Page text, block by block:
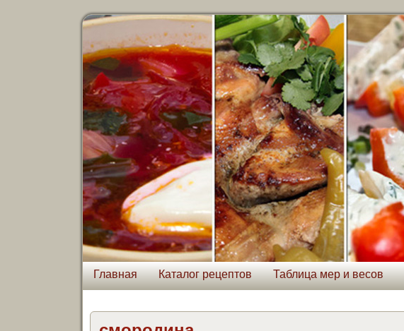
Главная Каталог рецептов Таблица мер и весов